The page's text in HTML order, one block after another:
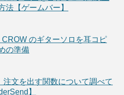
法【ゲームバー】
のギターソロを耳コピ
の準備
注文を出す関数について調べて
】